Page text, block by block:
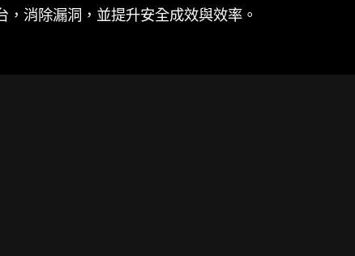
消除漏洞，並提升安全成效與效率。